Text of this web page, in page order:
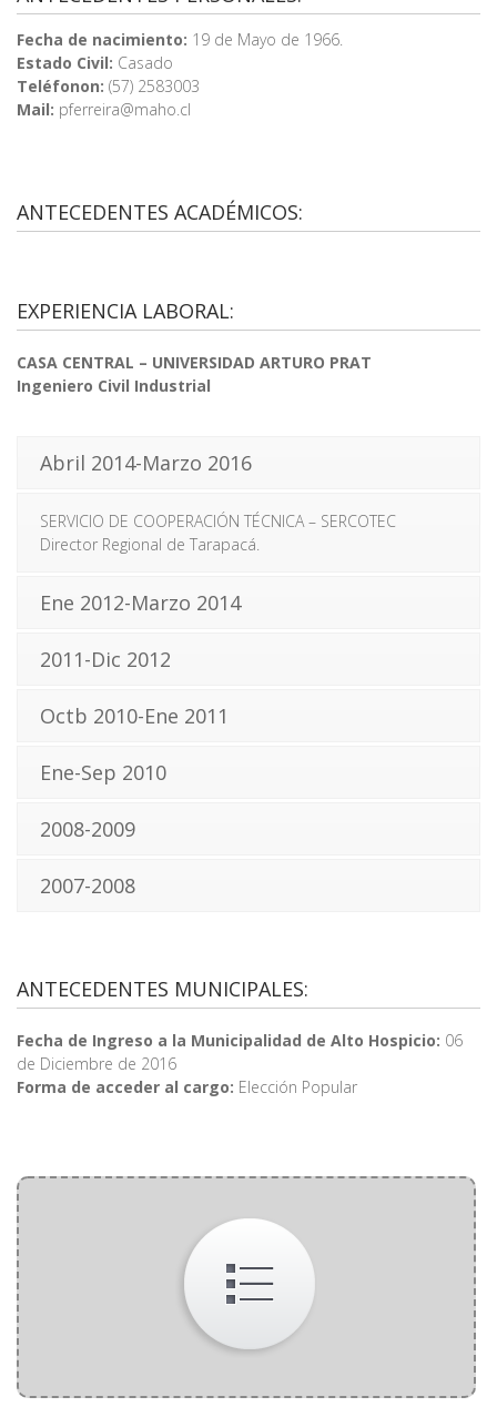
Fecha de nacimiento: 19 de Mayo de 1966.
Estado Civil: Casado
Teléfonon: (57) 2583003
Mail: pferreira@maho.cl
ANTECEDENTES ACADÉMICOS:
EXPERIENCIA LABORAL:
CASA CENTRAL – UNIVERSIDAD ARTURO PRAT
Ingeniero Civil Industrial
Abril 2014-Marzo 2016
SERVICIO DE COOPERACIÓN TÉCNICA – SERCOTEC
Director Regional de Tarapacá.
Ene 2012-Marzo 2014
2011-Dic 2012
Octb 2010-Ene 2011
Ene-Sep 2010
2008-2009
2007-2008
ANTECEDENTES MUNICIPALES:
Fecha de Ingreso a la Municipalidad de Alto Hospicio: 06
de Diciembre de 2016
Forma de acceder al cargo: Elección Popular